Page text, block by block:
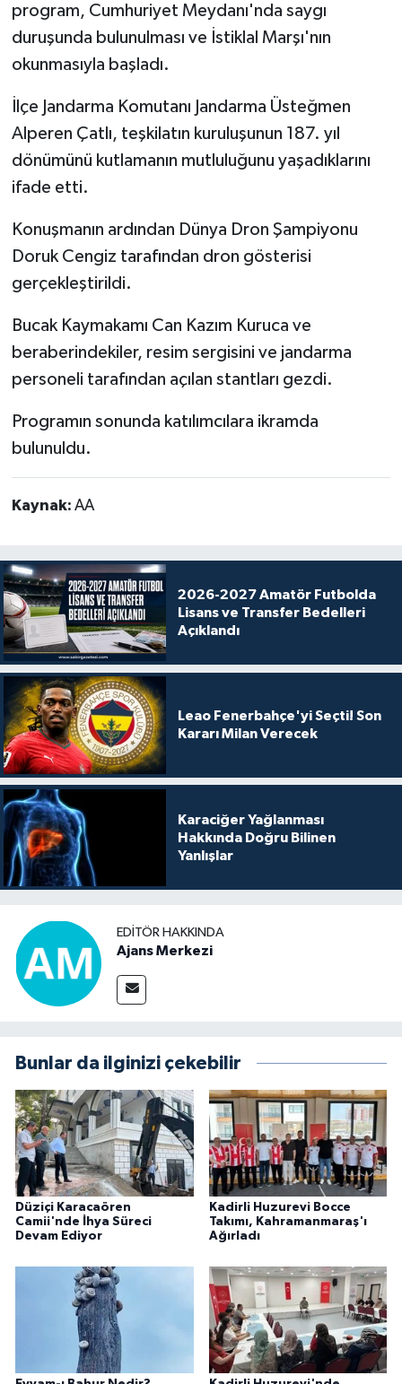
program, Cumhuriyet Meydanı'nda saygı
duruşunda bulunulması ve İstiklal Marşı'nın
okunmasıyla başladı.
İlçe Jandarma Komutanı Jandarma Üsteğmen
Alperen Çatlı, teşkilatın kuruluşunun 187. yıl
dönümünü kutlamanın mutluluğunu yaşadıklarını
ifade etti.
Konuşmanın ardından Dünya Dron Şampiyonu
Doruk Cengiz tarafından dron gösterisi
gerçekleştirildi.
Bucak Kaymakamı Can Kazım Kuruca ve
beraberindekiler, resim sergisini ve jandarma
personeli tarafından açılan stantları gezdi.
Programın sonunda katılımcılara ikramda
bulunuldu.
Kaynak: AA
2026-2027 Amatör Futbolda
Lisans ve Transfer Bedelleri
Açıklandı
Leao Fenerbahçe'yi Seçti! Son
Kararı Milan Verecek
Karaciğer Yağlanması
Hakkında Doğru Bilinen
Yanlışlar
EDITÖR HAKKINDA
Ajans Merkezi
Bunlar da ilginizi çekebilir
Düziçi Karacaören
Camii'nde İhya Süreci
Devam Ediyor
Kadirli Huzurevi Bocce
Takımı, Kahramanmaraş'ı
Ağırladı